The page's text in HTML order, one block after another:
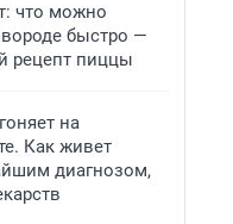
что можно
быстро —
рецепт пиццы
на
Как живет
диагнозом,